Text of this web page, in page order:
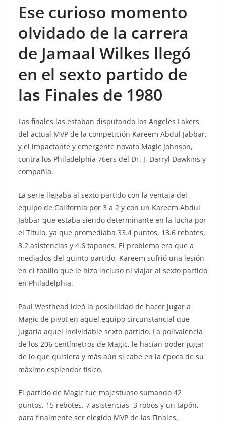
Ese curioso momento
olvidado de la carrera
de Jamaal Wilkes llegó
en el sexto partido de
las Finales de 1980
Las finales las estaban disputando los Angeles Lakers
del actual MVP de la competición Kareem Abdul Jabbar,
y el impactante y emergente novato Magic Johnson,
contra los Philadelphia 76ers del Dr. J, Darryl Dawkins y
compañía.
La serie llegaba al sexto partido con la ventaja del
equipo de California por 3 a 2 y con un Kareem Abdul
Jabbar que estaba siendo determinante en la lucha por
el Título, ya que promediaba 33.4 puntos, 13.6 rebotes,
3.2 asistencias y 4.6 tapones. El problema era que a
mediados del quinto partido, Kareem sufrió una lesión
en el tobillo que le hizo incluso ni viajar al sexto partido
en Philadelphia.
Paul Westhead ideó la posibilidad de hacer jugar a
Magic de pivot en aquel equipo circunstancial que
jugaría aquel inolvidable sexto partido. La polivalencia
de los 206 centímetros de Magic, le hacían poder jugar
de lo que quisiera y más aún si cabe en la época de su
máximo esplendor físico.
El partido de Magic fue majestuoso sumando 42
puntos, 15 rebotes, 7 asistencias, 3 robos y un tapón,
para finalmente ser elegido MVP de las Finales,